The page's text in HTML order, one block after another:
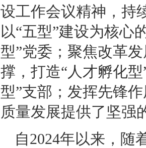
设工作会议精神，持
以“五型”建设为核心
型”党委；聚焦改革
撑，打造“人才孵化
型”支部；发挥先锋
质量发展提供了坚强
自2024年以来，随